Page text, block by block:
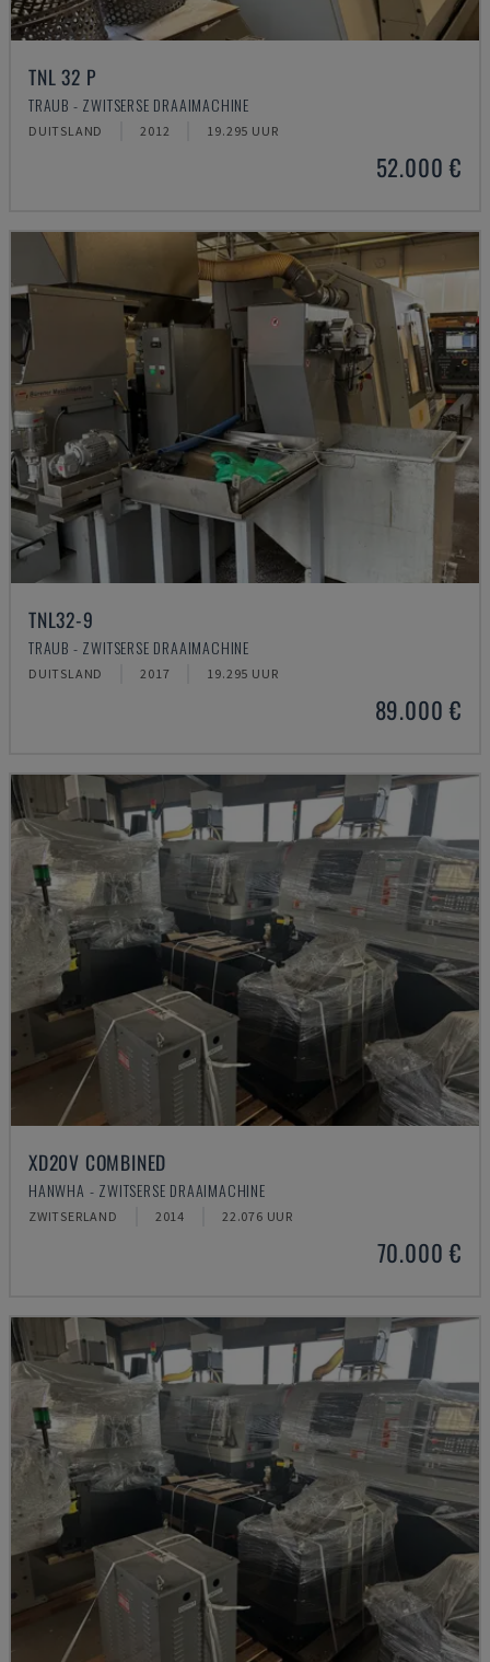
TNL 32 P
TRAUB - ZWITSERSE DRAAIMACHINE
DUITSLAND 2012 19.295 UUR
52.000 €
TNL32-9
TRAUB - ZWITSERSE DRAAIMACHINE
DUITSLAND 2017 19.295 UUR
89.000 €
XD20V COMBINED
HANWHA - ZWITSERSE DRAAIMACHINE
ZWITSERLAND 2014 22.076 UUR
70.000 €